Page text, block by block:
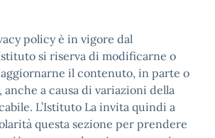
policy è in vigore dal
si riserva di modificarne o
il contenuto, in parte o
a causa di variazioni della
L’Istituto La invita quindi a
questa sezione per prendere